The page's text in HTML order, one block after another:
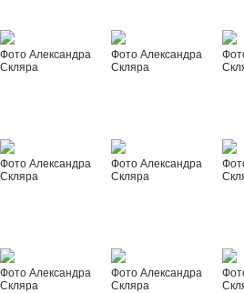
Фото Александра
Скляра
Фото Александра
Скляра
Фото Александра
Скляра
Фото Александра
Скляра
Фото Александра
Скляра
Фото Александра
Скляра